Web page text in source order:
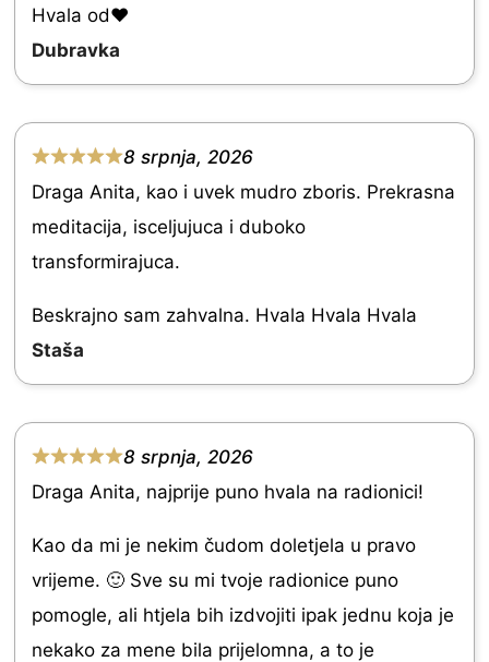
e
d
5
.
0
o
u
t
f
5
Hvala od♥️
Dubravka
d
5
.
0
o
u
o
f
5
8 srpnja, 2026
Draga Anita, kao i uvek mudro zboris. Prekrasna
meditacija, isceljujuca i duboko
transformirajuca.
Beskrajno sam zahvalna. Hvala Hvala Hvala
Staša
t
e
d
5
8 srpnja, 2026
Draga Anita, najprije puno hvala na radionici!
Kao da mi je nekim čudom doletjela u pravo
vrijeme. 🙂 Sve su mi tvoje radionice puno
pomogle, ali htjela bih izdvojiti ipak jednu koja je
nekako za mene bila prijelomna, a to je